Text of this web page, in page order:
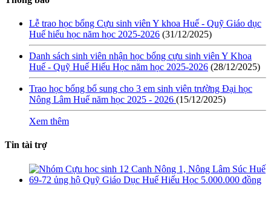
Lễ trao học bổng Cựu sinh viên Y khoa Huế - Quỹ Giáo dục
Huế hiếu học năm học 2025-2026 (31/12/2025)
Danh sách sinh viên nhận học bổng cựu sinh viên Y Khoa
Huế - Quỹ Huế Hiếu Học năm học 2025-2026 (28/12/2025)
Trao học bổng bổ sung cho 3 em sinh viên trường Đại học
Nông Lâm Huế năm học 2025 - 2026 (15/12/2025)
Xem thêm
Tin tài trợ